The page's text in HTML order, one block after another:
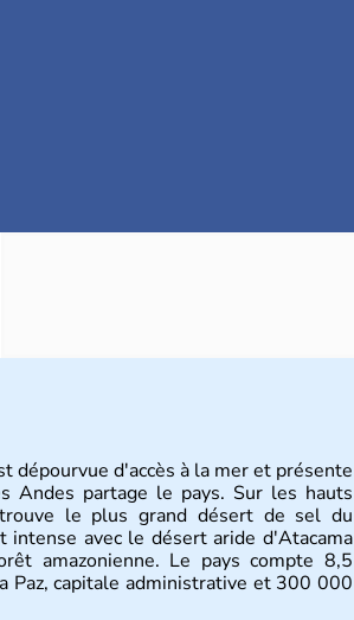
dépourvue d'accès à la mer et présente
Andes partage le pays. Sur les hauts
le plus grand désert de sel du
intense avec le désert aride d'Atacama
amazonienne. Le pays compte 8,5
capitale administrative et 300 000